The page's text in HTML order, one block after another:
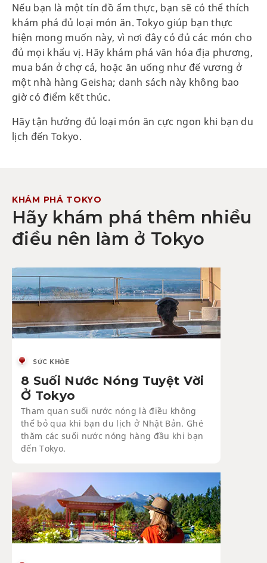
Nếu bạn là một tín đồ ẩm thực, bạn sẽ có thể thích
khám phá đủ loại món ăn. Tokyo giúp bạn thực
hiện mong muốn này, vì nơi đây có đủ các món cho
đủ mọi khẩu vị. Hãy khám phá văn hóa địa phương,
mua bán ở chợ cá, hoặc ăn uống như đế vương ở
một nhà hàng Geisha; danh sách này không bao
giờ có điểm kết thúc.
Hãy tận hưởng đủ loại món ăn cực ngon khi bạn du
lịch đến Tokyo.
KHÁM PHÁ TOKYO
Hãy khám phá thêm nhiều
điều nên làm ở Tokyo
SỨC KHỎE
8 Suối Nước Nóng Tuyệt Vời
Ở Tokyo
Tham quan suối nước nóng là điều không
thể bỏ qua khi bạn du lịch ở Nhật Bản. Ghé
thăm các suối nước nóng hàng đầu khi bạn
đến Tokyo.